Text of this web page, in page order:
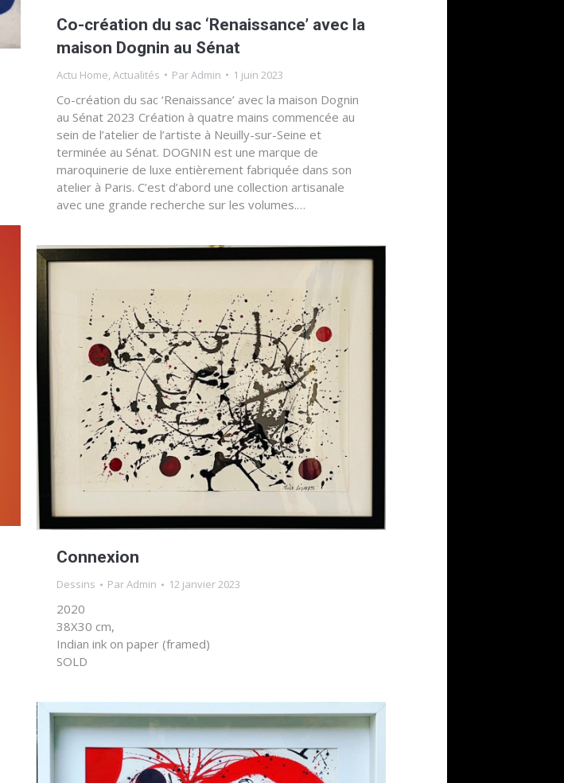
Co-création du sac ‘Renaissance’ avec la
maison Dognin au Sénat
Actu Home, Actualités ParAdmin 1 juin 2023
Co-création du sac ‘Renaissance’ avec la maison Dognin
au Sénat 2023 Création à quatre mains commencée au
sein de l’atelier de l’artiste à Neuilly-sur-Seine et
terminée au Sénat. DOGNIN est une marque de
maroquinerie de luxe entièrement fabriquée dans son
atelier à Paris. C’est d’abord une collection artisanale
avec une grande recherche sur les volumes.…
Connexion
Dessins ParAdmin 12 janvier 2023
2020
38X30 cm,
Indian ink on paper (framed)
SOLD